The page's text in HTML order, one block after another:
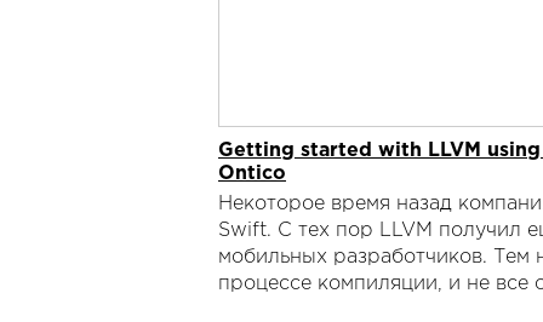
Getting started with LLVM
Ontico
Некоторое время назад
Swift. С тех пор LLVM получил
мобильных разработчиков. Тем
процессе компиляции, и не